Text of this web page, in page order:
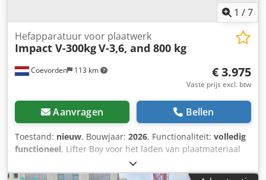
1 /7
Coevorden 113 km
Hefapparatuur voor plaatwerk
Impact V-300kgV-3,6, and 800 kg
€ 3.975
Vaste prijs excl. btw
Aanvragen Bellen
Toestand: nieuw, Bouwjaar: 2026, Functionaliteit: volledig
functioneel, Lifter Boy voor het laden van plaatmateriaal
op lasermachines. Eenvoudige bediening (vacüumpomp
bevindt zich in de besturingsunit). Geen kabels rondom de